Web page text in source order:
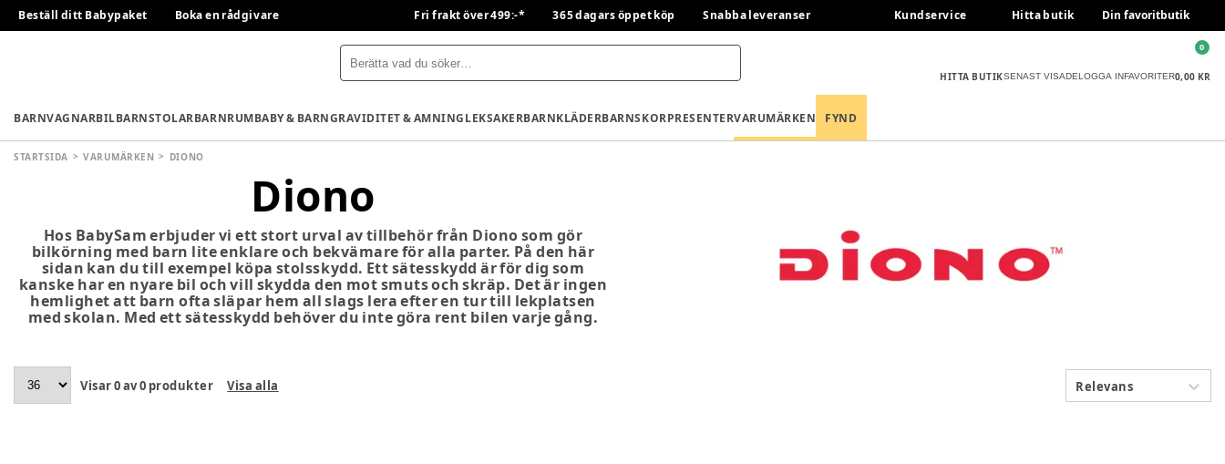
Beställ ditt Babypaket Boka en rådgivare Fri frakt över 499:-* 365 dagars öppet köp Snabba leveranser Kundservice Hitta butik Din favoritbutik
HITTA BUTIKSENAST VISADELOGGA INFAVORITER0,00 KR
0
BARNVAGNARBILBARNSTOLARBARNRUMBABY & BARNGRAVIDITET & AMNINGLEKSAKERBARNKLÄDERBARNSKORPRESENTERVARUMÄRKEN FYND
STARTSIDA VARUMÄRKEN DIONO
Diono
Hos BabySam erbjuder vi ett stort urval av tillbehör från Diono som gör
bilkörning med barn lite enklare och bekvämare för alla parter. På den här
sidan kan du till exempel köpa stolsskydd. Ett sätesskydd är för dig som
kanske har en nyare bil och vill skydda den mot smuts och skräp. Det är ingen
hemlighet att barn ofta släpar hem all slags lera efter en tur till lekplatsen
med skolan. Med ett sätesskydd behöver du inte göra rent bilen varje gång.
Visar0av0 produkter Visa alla Relevans